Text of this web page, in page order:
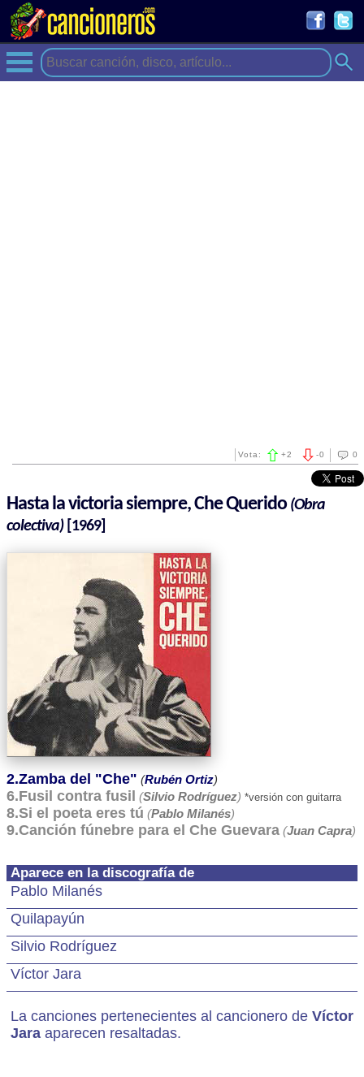
0
-0
Vota: +2
Hasta la victoria siempre, Che Querido(Obra
colectiva)[1969]
Aparece en la discografía de
Pablo Milanés
Quilapayún
Silvio Rodríguez
Víctor Jara
La canciones pertenecientes al cancionero de Víctor
Jara aparecen resaltadas.
2.Zamba del "Che" (Rubén Ortiz)
6.Fusil contra fusil (Silvio Rodríguez) *versión con guitarra
8.Si el poeta eres tú (Pablo Milanés)
9.Canción fúnebre para el Che Guevara (Juan Capra)